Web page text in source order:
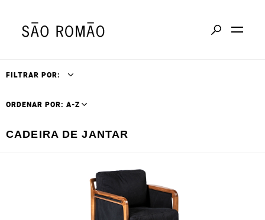
FILTRAR POR:
CADEIRA DE JANTAR
ORDENAR POR: A-Z